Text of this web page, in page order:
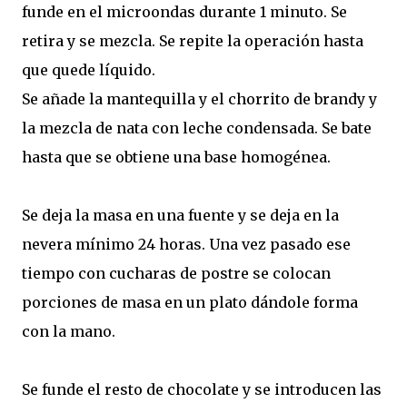
funde en el microondas durante 1 minuto. Se
retira y se mezcla. Se repite la operación hasta
que quede líquido.
Se añade la mantequilla y el chorrito de brandy y
la mezcla de nata con leche condensada. Se bate
hasta que se obtiene una base homogénea.
Se deja la masa en una fuente y se deja en la
nevera mínimo 24 horas. Una vez pasado ese
tiempo con cucharas de postre se colocan
porciones de masa en un plato dándole forma
con la mano.
Se funde el resto de chocolate y se introducen las